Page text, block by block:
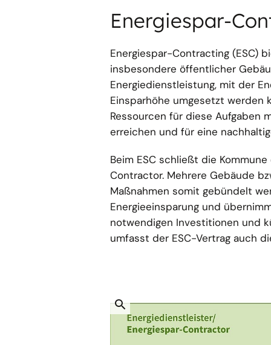
Energiespar-
Energiespar-Contracting (ESC)
insbesondere öffentlicher
Energiedienstleistung, mit der
Einsparhöhe umgesetzt werden
Ressourcen für diese Aufgaben
erreichen und für eine
Beim ESC schließt die
Contractor. Mehrere Gebäude
Maßnahmen somit gebündelt
Energieeinsparung und
notwendigen Investitionen und
umfasst der ESC-Vertrag auch